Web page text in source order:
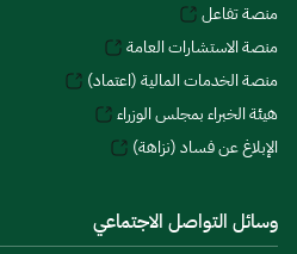
منصة تفاعل
منصة الاستشارات العامة
منصة الخدمات المالية (اعتماد)
هيئة الخبراء بمجلس الوزراء
الإبلاغ عن فساد (نزاهة)
وسائل التواصل الاجتماعي